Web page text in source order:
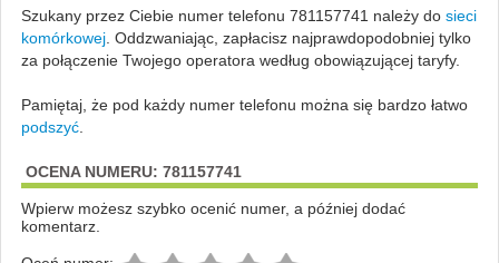
Szukany przez Ciebie numer telefonu 781157741 należy do sieci
komórkowej. Oddzwaniając, zapłacisz najprawdopodobniej tylko
za połączenie Twojego operatora według obowiązującej taryfy.
Pamiętaj, że pod każdy numer telefonu można się bardzo łatwo
podszyć.
OCENA NUMERU: 781157741
Wpierw możesz szybko ocenić numer, a później dodać
komentarz.